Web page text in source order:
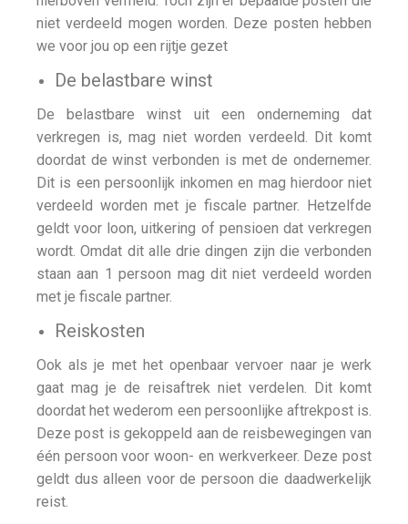
niet verdeeld mogen worden. Deze posten hebben
we voor jou op een rijtje gezet
De belastbare winst
De belastbare winst uit een onderneming dat
verkregen is, mag niet worden verdeeld. Dit komt
doordat de winst verbonden is met de ondernemer.
Dit is een persoonlijk inkomen en mag hierdoor niet
verdeeld worden met je fiscale partner. Hetzelfde
geldt voor loon, uitkering of pensioen dat verkregen
wordt. Omdat dit alle drie dingen zijn die verbonden
staan aan 1 persoon mag dit niet verdeeld worden
met je fiscale partner.
Reiskosten
Ook als je met het openbaar vervoer naar je werk
gaat mag je de reisaftrek niet verdelen. Dit komt
doordat het wederom een persoonlijke aftrekpost is.
Deze post is gekoppeld aan de reisbewegingen van
één persoon voor woon- en werkverkeer. Deze post
geldt dus alleen voor de persoon die daadwerkelijk
reist.